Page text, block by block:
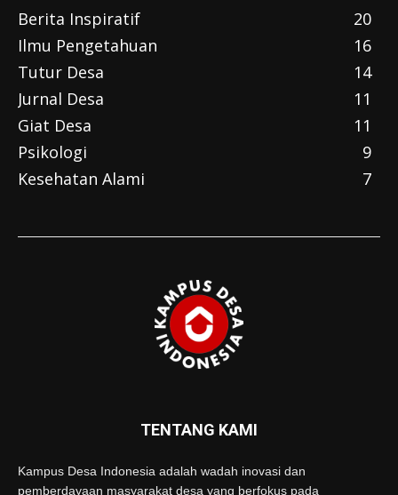
Berita Inspiratif
20
Ilmu Pengetahuan
16
Tutur Desa
14
Jurnal Desa
11
Giat Desa
11
Psikologi
9
Kesehatan Alami
7
TENTANG KAMI
Kampus Desa Indonesia adalah wadah inovasi dan
pemberdayaan masyarakat desa yang berfokus pada